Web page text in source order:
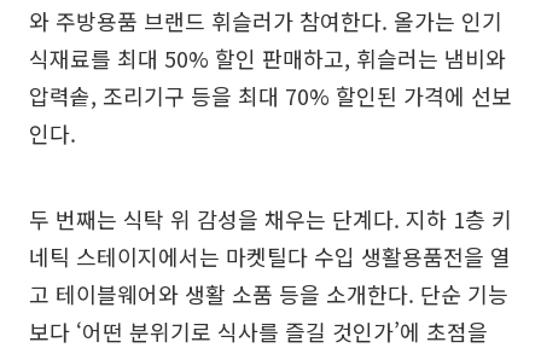
와 주방용품 브랜드 휘슬러가 참여한다. 올가는 인기
식재료를 최대 50% 할인 판매하고, 휘슬러는 냄비와
압력솥, 조리기구 등을 최대 70% 할인된 가격에 선보
인다.
두 번째는 식탁 위 감성을 채우는 단계다. 지하 1층 키
네틱 스테이지에서는 마켓틸다 수입 생활용품전을 열
고 테이블웨어와 생활 소품 등을 소개한다. 단순 기능
보다 ‘어떤 분위기로 식사를 즐길 것인가’에 초점을